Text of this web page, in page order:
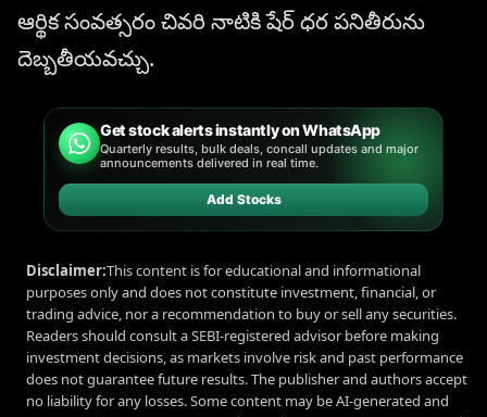
ఆర్థిక సంవత్సరం చివరి నాటికి షేర్ ధర పనితీరును
దెబ్బతీయవచ్చు.
Get stock alerts instantly on WhatsApp
Quarterly results, bulk deals, concall updates and major
announcements delivered in real time.
Add Stocks
Disclaimer:This content is for educational and informational
purposes only and does not constitute investment, financial, or
trading advice, nor a recommendation to buy or sell any securities.
Readers should consult a SEBI-registered advisor before making
investment decisions, as markets involve risk and past performance
does not guarantee future results. The publisher and authors accept
no liability for any losses. Some content may be AI-generated and